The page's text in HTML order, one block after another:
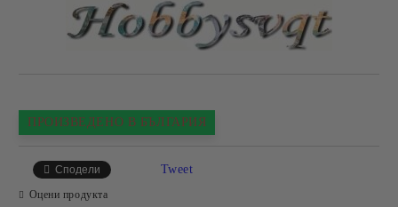
ПРОИЗВЕДЕНО В БЪЛГАРИЯ
Сподели Tweet
Оцени продукта